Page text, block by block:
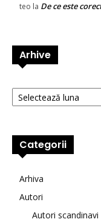
teo la De ce este
Arhive
Arhive
Categorii
Arhiva
Autori
Autori scandinavi